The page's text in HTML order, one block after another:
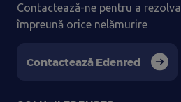
Contactează-ne pentru a rezolva
împreună orice nelămurire
Contactează Edenred